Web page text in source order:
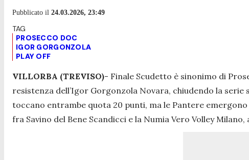
Pubblicato il 24.03.2026, 23:49
PROSECCO DOC
IGOR GORGONZOLA
PLAY OFF
VILLORBA (TREVISO)- Finale Scudetto è sinonimo di
resistenza dell’Igor Gorgonzola Novara, chiudendo la serie
toccano entrambe quota 20 punti, ma le Pantere
fra Savino del Bene Scandicci e la Numia Vero Volley